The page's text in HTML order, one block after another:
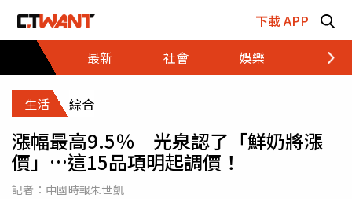
下載 APP
最新
社會 娛樂 財經
生活 綜合
漲幅最高9.5％ 光泉認了「鮮奶將漲
價」…這15品項明起調價！
記者： 中國時報朱世凱